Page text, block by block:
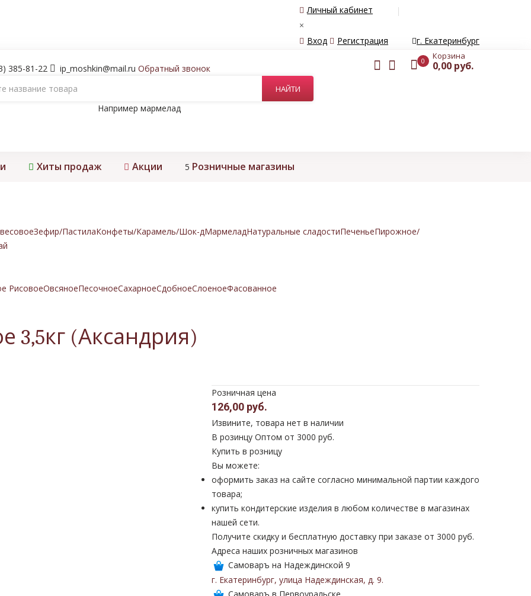
Личный кабинет
×
Вход
Регистрация г. Екатеринбург
385-81-22 ip_moshkin@mail.ru Обратный звонок
Например мармелад
0 Корзина
0,00 руб.
Хиты продаж Акции 5 Розничные магазины
Зефир/ПастилаКонфеты/Карамель/Шок-дМармеладНатуральные сладостиПеченьеПирожное/
РисовоеОвсяноеПесочноеСахарноеСдобноеСлоеноеФасованное
3,5кг (Аксандрия)
Розничная цена
126,00 руб.
Извините, товара нет в наличии
В розинцу Оптом от 3000 руб.
Купить в розницу
Вы можете:
оформить заказ на сайте согласно минимальной партии каждого
товара;
купить кондитерские изделия в любом количестве в магазинах
нашей сети.
Получите скидку и бесплатную доставку при заказе от 3000 руб.
Адреса наших розничных магазинов
Самоваръ на Надеждинской 9
г. Екатеринбург, улица Надеждинская, д. 9.